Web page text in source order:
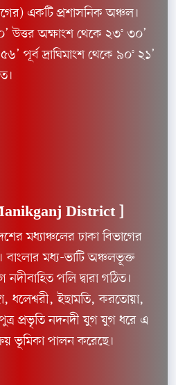
একটি প্রশাসনিক অঞ্চল।
উত্তর অক্ষাংশ থেকে ২৩° ৩০’
পূর্ব দ্রাঘিমাংশ থেকে ৯০° ২১’
District ]
মধ্যাঞ্চলের ঢাকা বিভাগের
মধ্য-ভাটি অঞ্চলভূক্ত
পলি দ্বারা গঠিত।
ধলেশ্বরী, ইছামতি, করতোয়া,
প্রভৃতি নদনদী যুগ যুগ ধরে এ
ভূমিকা পালন করেছে।